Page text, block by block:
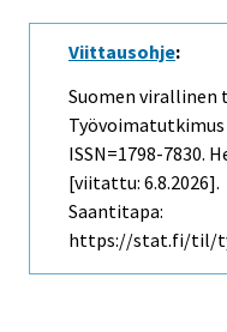
Viittausohje:
Suomen virallinen
ISSN=1798-7830.
[viitattu: 6.8.2026].
Saantitapa:
https://stat.fi/til/